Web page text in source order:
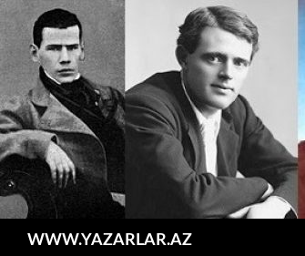
WWW.YAZARLAR.AZ